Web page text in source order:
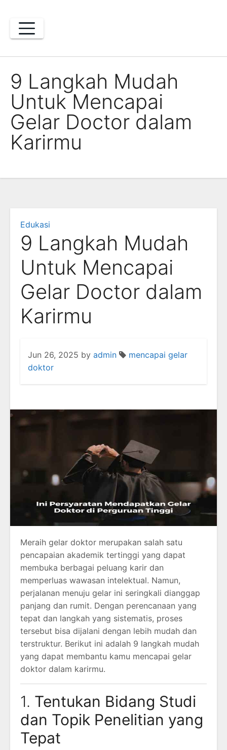
content
9 Langkah Mudah
Untuk Mencapai
Gelar Doctor dalam
Karirmu
Edukasi
9 Langkah Mudah
Untuk Mencapai
Gelar Doctor dalam
Karirmu
Jun 26, 2025 by admin
mencapai gelar
doktor
Meraih gelar doktor merupakan salah satu
pencapaian akademik tertinggi yang dapat
membuka berbagai peluang karir dan
memperluas wawasan intelektual. Namun,
perjalanan menuju gelar ini seringkali dianggap
panjang dan rumit. Dengan perencanaan yang
tepat dan langkah yang sistematis, proses
tersebut bisa dijalani dengan lebih mudah dan
terstruktur. Berikut ini adalah 9 langkah mudah
yang dapat membantu kamu mencapai gelar
doktor dalam karirmu.
1. Tentukan Bidang Studi
dan Topik Penelitian yang
Tepat